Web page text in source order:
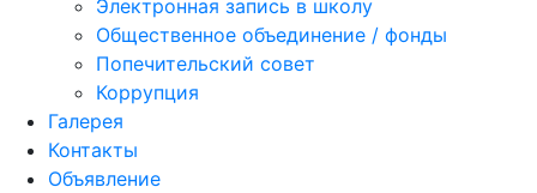
Электронная запись в школу
Общественное объединение / фонды
Попечительский совет
Коррупция
Галерея
Контакты
Объявление